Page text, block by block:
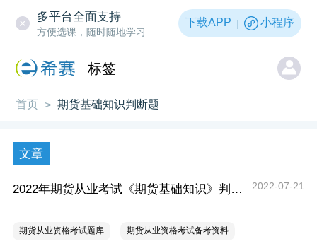
多平台全面支持
方便选课，随时随地学习
下载APP 小程序
标签
首页 > 期货基础知识判断题
文章
2022年期货从业考试《期货基础知识》判断题练习（八） 2022-07-21
期货从业资格考试题库 期货从业资格考试备考资料